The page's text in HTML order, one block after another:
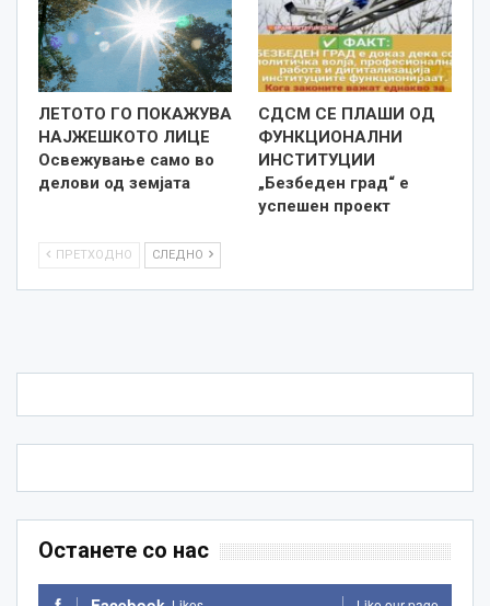
ЛЕТОТО ГО ПОКАЖУВА
НАЈЖЕШКОТО ЛИЦE
Освежување само во
делови од земјата
СДСМ СЕ ПЛАШИ ОД
ФУНКЦИОНАЛНИ
ИНСТИТУЦИИ
„Безбеден град“ е
успешен проект
ПРЕТХОДНО СЛЕДНО
Останете со нас